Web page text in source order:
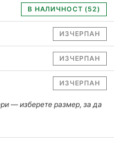
В НАЛИЧНОСТ (52)
ИЗЧЕРПАН
ИЗЧЕРПАН
ИЗЧЕРПАН
— изберете размер, за да